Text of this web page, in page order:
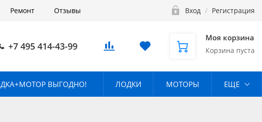
Ремонт Отзывы Вход / Регистрация
+7 495 414-43-99
Моя корзина
Корзина пуста
ВЫГОДНО! ЛОДКИ МОТОРЫ ЕЩЕ